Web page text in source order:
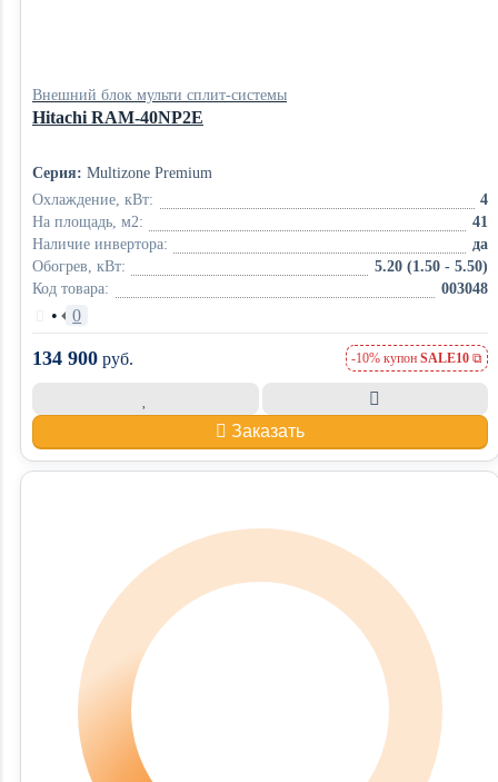
Внешний блок мульти сплит-системы
Hitachi RAM-40NP2E
Серия: Multizone Premium
Охлаждение, кВт:
4
На площадь, м2:
41
Наличие инвертора:
да
Обогрев, кВт:
5.20 (1.50 - 5.50)
Код товара:
003048
• 0
134 900 руб. -10% купон SALE10
Заказать